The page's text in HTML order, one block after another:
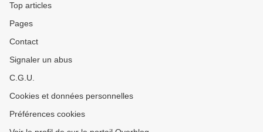
Top articles
Pages
Contact
Signaler un abus
C.G.U.
Cookies et données personnelles
Préférences cookies